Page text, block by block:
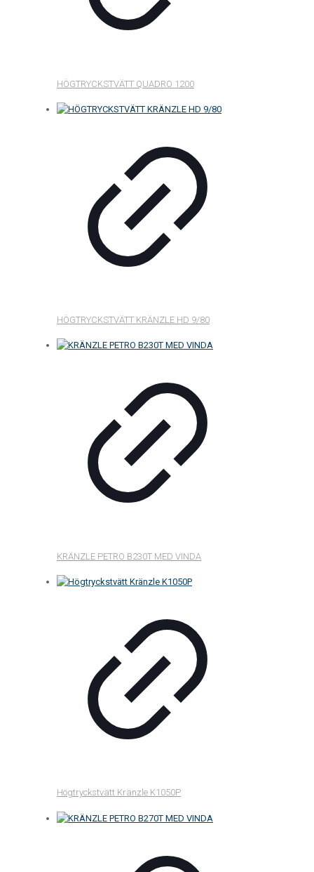
HÖGTRYCKSTVÄTT QUADRO 1200
HÖGTRYCKSTVÄTT KRÄNZLE HD 9/80
KRÄNZLE PETRO B230T MED VINDA
Högtryckstvätt Kränzle K1050P